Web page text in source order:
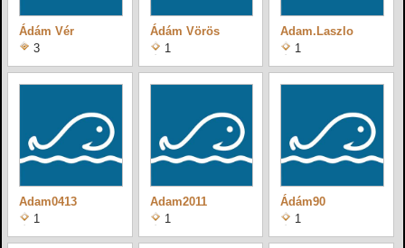
Ádám Vér
3
Ádám Vörös
1
Adam.Laszlo
1
Adam0413
1
Adam2011
1
Ádám90
1